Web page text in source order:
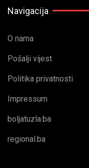
Navigacija
O nama
Pošalji vijest
Politika privatnosti
Impressum
boljatuzla.ba
regional.ba